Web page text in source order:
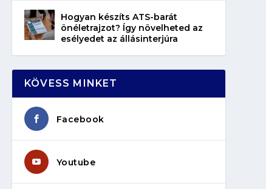
Hogyan készíts ATS-barát
önéletrajzot? Így növelheted az
esélyedet az állásinterjúra
KÖVESS MINKET
Facebook
Youtube